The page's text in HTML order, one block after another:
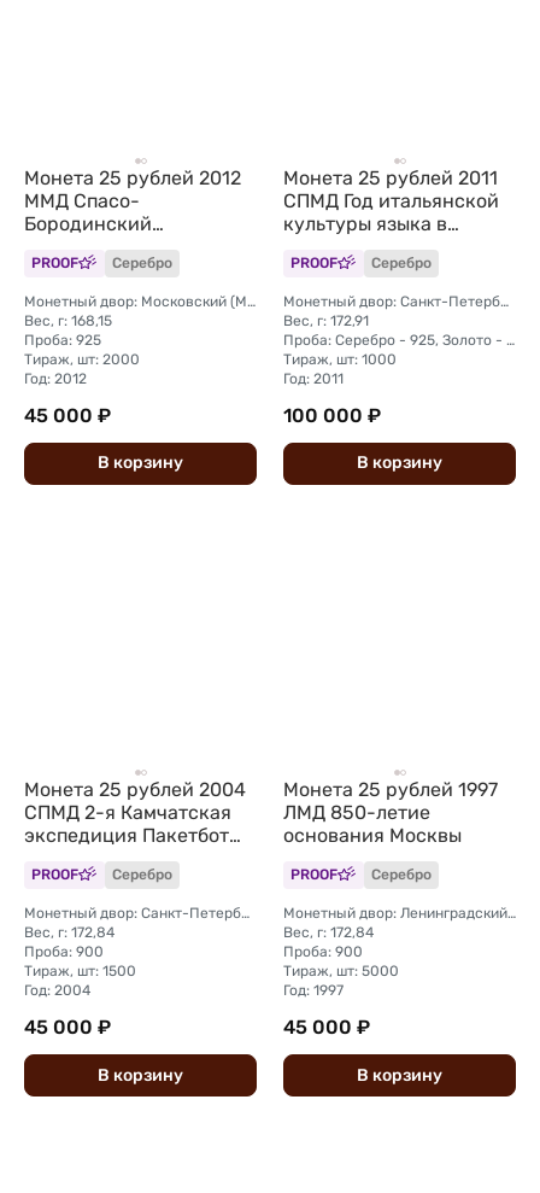
Монета 25 рублей 2012
ММД Спасо-
Бородинский
монастырь
PROOF Серебро
Монетный двор: Московский (ММД)
Вес, г: 168,15
Проба: 925
Тираж, шт: 2000
Год: 2012
45 000 ₽
В корзину
Монета 25 рублей 2011
СПМД Год итальянской
культуры языка в
России Италия
PROOF Серебро
Монетный двор: Санкт-Петербургский (СПМД)
Вес, г: 172,91
Проба: Серебро - 925, Золото - 999
Тираж, шт: 1000
Год: 2011
100 000 ₽
В корзину
Монета 25 рублей 2004
СПМД 2-я Камчатская
экспедиция Пакетбот
Св. Петр, Павел
PROOF Серебро
Монетный двор: Санкт-Петербургский (СПМД)
Вес, г: 172,84
Проба: 900
Тираж, шт: 1500
Год: 2004
45 000 ₽
В корзину
Монета 25 рублей 1997
ЛМД 850-летие
основания Москвы
PROOF Серебро
Монетный двор: Ленинградский (ЛМД)
Вес, г: 172,84
Проба: 900
Тираж, шт: 5000
Год: 1997
45 000 ₽
В корзину